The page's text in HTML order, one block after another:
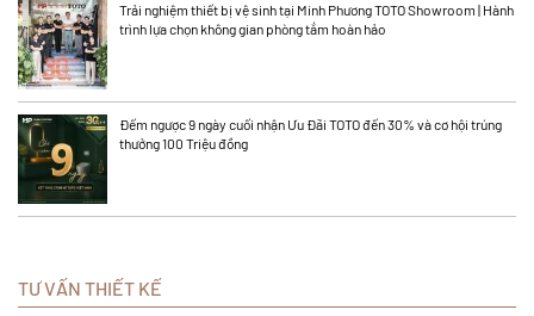
Trải nghiệm thiết bị vệ sinh tại Minh Phương TOTO Showroom | Hành
trình lựa chọn không gian phòng tắm hoàn hảo
Đếm ngược 9 ngày cuối nhận Ưu Đãi TOTO đến 30% và cơ hội trúng
thưởng 100 Triệu đồng
TƯ VẤN THIẾT KẾ